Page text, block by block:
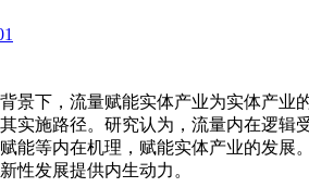
景下，流量赋能实体产业为实体产
施路径。研究认为，流量内在逻辑
能等内在机理，赋能实体产业的发
性发展提供内生动力。